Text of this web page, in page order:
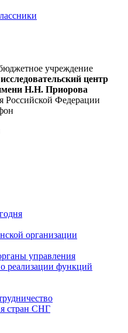
учреждение
центр
Н.Н. Приорова
Российской Федерации
организации
управления
реализации функций
стран СНГ